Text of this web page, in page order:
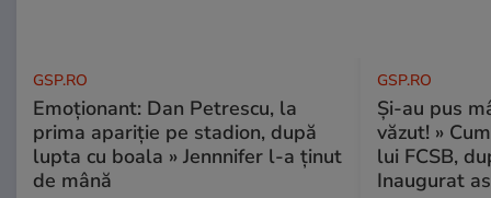
GSP.RO
Emoționant: Dan Petrescu, la
prima apariție pe stadion, după
lupta cu boala » Jennnifer l-a ținut
de mână
GSP.RO
Și-au pus
văzut! »
lui FCSB,
Inaugurat